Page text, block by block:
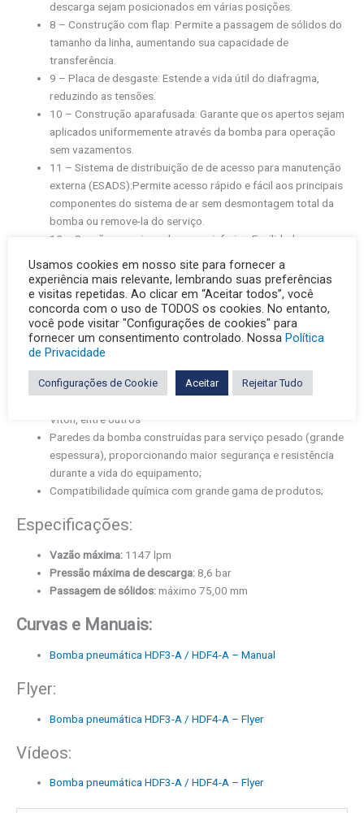
descarga sejam posicionados em várias posições.
8 – Construção com flap: Permite a passagem de sólidos do
tamanho da linha, aumentando sua capacidade de
transferência.
9 – Placa de desgaste: Estende a vida útil do diafragma,
reduzindo as tensões.
10 – Construção aparafusada: Garante que os apertos sejam
aplicados uniformemente através da bomba para operação
sem vazamentos.
11 – Sistema de distribuição de de acesso para manutenção
externa (ESADS):Permite acesso rápido e fácil aos principais
componentes do sistema de ar sem desmontagem total da
bomba ou remove-la do serviço.
12 – Sucção superior e descarga inferior: Facilidade para
transferir fluídos contendo grandes sólidos e materiais que
decantam.
Caraterísticas:
Ampla combinação de materiais de construção externos e de
internos, aliando resistência química e à abrasão:
Polipropileno.
Viton, entre outros
Paredes da bomba construídas para serviço pesado (grande
espessura), proporcionando maior segurança e resistência
durante a vida do equipamento;
Compatibilidade química com grande gama de produtos;
Especificações:
Vazão máxima: 1147 lpm
Pressão máxima de descarga: 8,6 bar
Passagem de sólidos:máximo 75,00 mm
Curvas e Manuais:
Bomba pneumática HDF3-A / HDF4-A – Manual
Flyer:
Bomba pneumática HDF3-A / HDF4-A – Flyer
Vídeos:
Bomba pneumática HDF3-A / HDF4-A – Flyer
Usamos cookies em nosso site para fornecer a
experiência mais relevante, lembrando suas preferências
e visitas repetidas. Ao clicar em “Aceitar todos”, você
concorda com o uso de TODOS os cookies. No entanto,
você pode visitar "Configurações de cookies" para
fornecer um consentimento controlado. Nossa Política
de Privacidade
Configurações de Cookie Aceitar Rejeitar Tudo